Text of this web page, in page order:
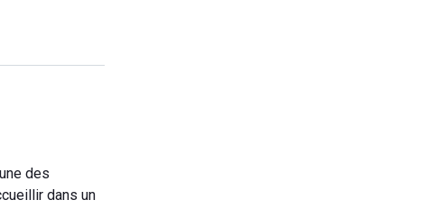
des
dans un